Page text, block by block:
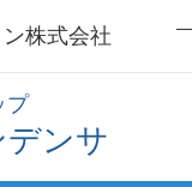
株式会社
プ
ンサ